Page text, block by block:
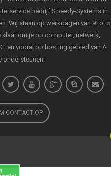
bedrijf Speedy-Systems in
Wij staan op werkdagen van 9 tot 5
klaar om je op computer, netwerk,
en vooral op hosting gebied van A
ondersteunen!
CONTACT OP